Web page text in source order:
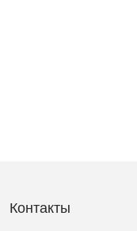
Контакты